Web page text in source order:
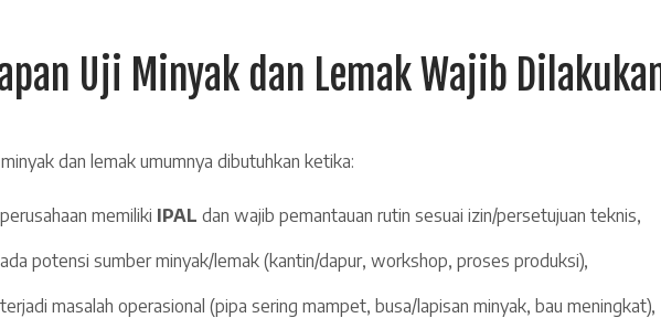
Uji Minyak dan Lemak Wajib
dan lemak umumnya dibutuhkan ketika:
perusahaan memiliki IPAL dan wajib pemantauan rutin sesuai izin/persetujuan teknis,
ada potensi sumber minyak/lemak (kantin/dapur, workshop, proses produksi),
terjadi masalah operasional (pipa sering mampet, busa/lapisan minyak, bau meningkat),